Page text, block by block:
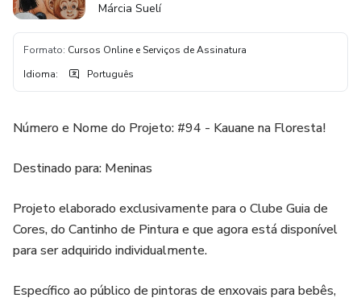
Márcia Suelí
Formato: Cursos Online e Serviços de Assinatura
Idioma: Português
Número e Nome do Projeto: #94 - Kauane na Floresta!
Destinado para: Meninas
Projeto elaborado exclusivamente para o Clube Guia de
Cores, do Cantinho de Pintura e que agora está disponível
para ser adquirido individualmente.
Específico ao público de pintoras de enxovais para bebês,